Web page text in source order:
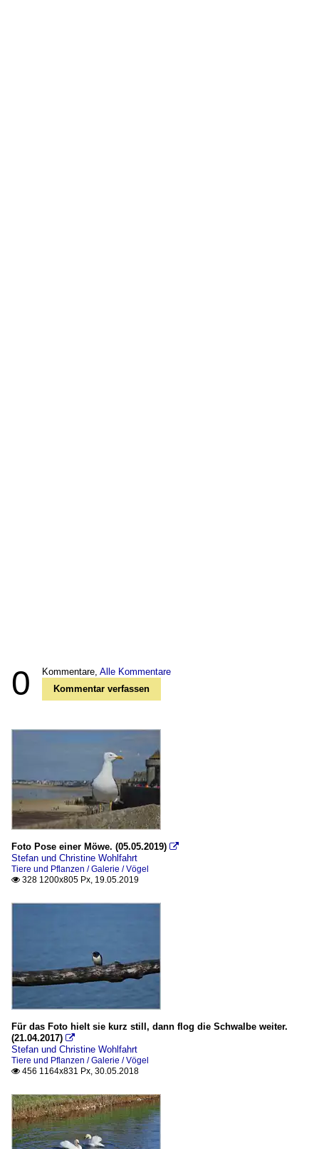
0 Kommentare, Alle Kommentare
Kommentar verfassen
Foto Pose einer Möwe. (05.05.2019) 
Stefan und Christine Wohlfahrt
Tiere und Pflanzen / Galerie / Vögel
 328 1200x805 Px, 19.05.2019
Für das Foto hielt sie kurz still, dann flog die Schwalbe weiter.
(21.04.2017) 
Stefan und Christine Wohlfahrt
Tiere und Pflanzen / Galerie / Vögel
 456 1164x831 Px, 30.05.2018